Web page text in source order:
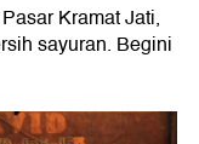
Kramat Jati,
sayuran. Begini